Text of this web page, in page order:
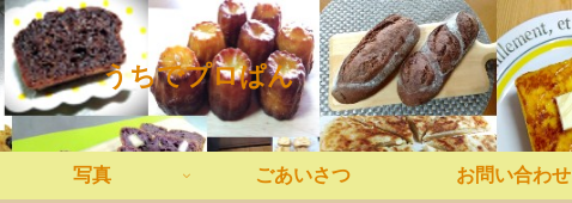
うちでプロぱん
写真 ごあいさつ お問い合わせ